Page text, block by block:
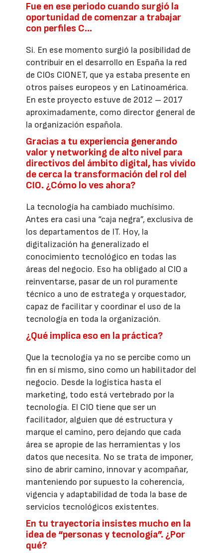
Fue en ese periodo cuando surgió la
oportunidad de comenzar a trabajar
con perfiles C…
Si. En ese momento surgió la posibilidad de
contribuir en el desarrollo en España la red
de CIOs CIONET, que ya estaba presente en
otros países europeos y en Latinoamérica.
En este proyecto estuve de 2012 – 2017
aproximadamente, como director general de
la organización española.
Gracias a tu experiencia generando
valor y networking de alto nivel para
directivos del ámbito digital, has vivido
de cerca la transformación del rol del
CIO. ¿Cómo lo ves ahora?
La tecnología ha cambiado muchísimo.
Antes era casi una “caja negra”, exclusiva de
los departamentos de IT. Hoy, la
digitalización ha generalizado el
conocimiento tecnológico en todas las
áreas del negocio. Eso ha obligado al CIO a
reinventarse, pasar de un rol puramente
técnico a uno de estratega y orquestador,
capaz de facilitar y coordinar el uso de la
tecnología en toda la organización.
¿Qué implica eso en la práctica?
Que la tecnología ya no se percibe como un
fin en sí mismo, sino como un habilitador del
negocio. Desde la logística hasta el
marketing, todo está vertebrado por la
tecnología. El CIO tiene que ser un
facilitador, alguien que dé estructura y
marque el camino, pero dejando que cada
área se apropie de las herramientas y los
datos que necesita. No se trata de imponer,
sino de abrir camino, innovar y acompañar,
manteniendo por supuesto la coherencia,
vigencia y adaptabilidad de toda la base de
servicios tecnológicos existentes.
En tu trayectoria insistes mucho en la
idea de “personas y tecnología”. ¿Por
qué?